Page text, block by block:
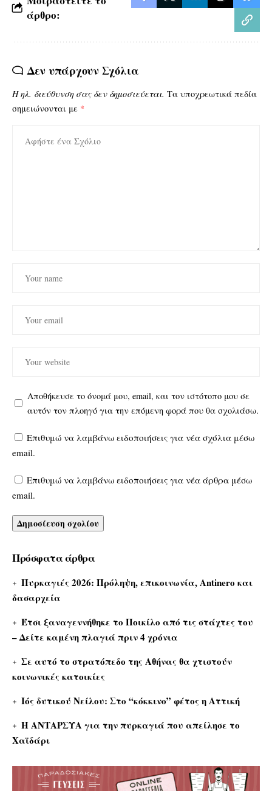
άρθρο:
Δεν υπάρχουν Σχόλια
Η ηλ. διεύθυνση σας δεν δημοσιεύεται. Τα υποχρεωτικά πεδία
σημειώνονται με *
Αποθήκευσε το όνομά μου, email, και τον ιστότοπο μου σε
αυτόν τον πλοηγό για την επόμενη φορά που θα σχολιάσω.
Επιθυμώ να λαμβάνω ειδοποιήσεις για νέα σχόλια μέσω
email.
Επιθυμώ να λαμβάνω ειδοποιήσεις για νέα άρθρα μέσω
email.
Πρόσφατα άρθρα
Πυρκαγιές 2026: Πρόληψη, επικοινωνία, Antinero και
δασαρχεία
Έτσι ξαναγεννήθηκε το Ποικίλο από τις στάχτες του
– Δείτε καμένη πλαγιά πριν 4 χρόνια
Σε αυτό το στρατόπεδο της Αθήνας θα χτιστούν
κοινωνικές κατοικίες
Ιός δυτικού Νείλου: Στο “κόκκινο” φέτος η Αττική
Η ΑΝΤΑΡΣΥΑ για την πυρκαγιά που απείλησε το
Χαϊδάρι